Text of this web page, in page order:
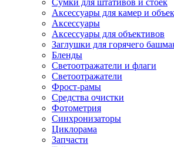
Сумки для штативов и стоек
Аксессуары для камер и
Аксессуары
Аксессуары для объективов
Заглушки для горячего
Бленды
Светоотражатели и флаги
Светоотражатели
Фрост-рамы
Средства очистки
Фотометрия
Синхронизаторы
Циклорама
Запчасти